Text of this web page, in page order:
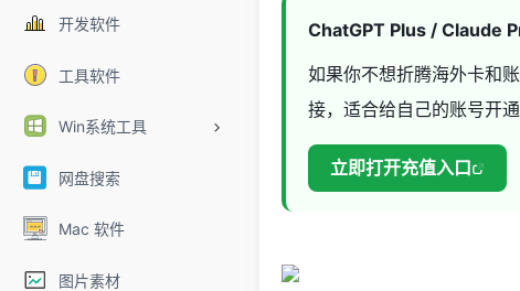
开发软件
工具软件
Win系统工具
网盘搜索
Mac 软件
图片素材
ChatGPT Plus / Claude
如果你不想折腾海外卡和
接，适合给自己的账号开通
立即打开充值入口